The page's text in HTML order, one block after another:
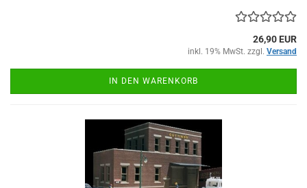
26,90 EUR
inkl. 19% MwSt. zzgl. Versand
IN DEN WARENKORB